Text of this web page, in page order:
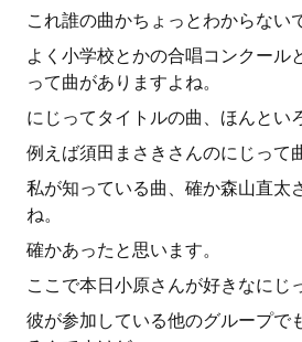
これ誰の曲かちょっとわからない
よく小学校とかの合唱コンクール
って曲がありますよね。
にじってタイトルの曲、ほんとい
例えば須田まさきさんのにじって
私が知っている曲、確か森山直太
ね。
確かあったと思います。
ここで本日小原さんが好きなにじ
彼が参加している他のグループで